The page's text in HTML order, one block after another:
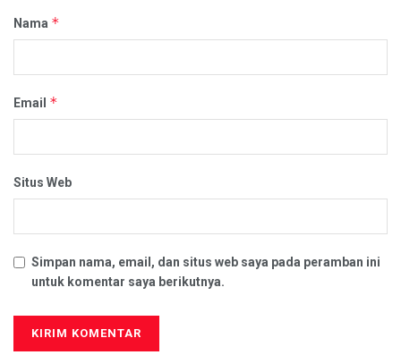
Nama *
Email *
Situs Web
Simpan nama, email, dan situs web saya pada peramban ini
untuk komentar saya berikutnya.